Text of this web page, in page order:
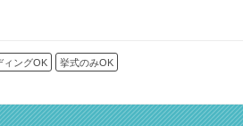
ィングOK 挙式のみOK